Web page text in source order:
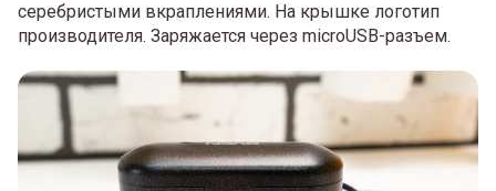
серебристыми вкраплениями. На крышке логотип
производителя. Заряжается через microUSB-разъем.